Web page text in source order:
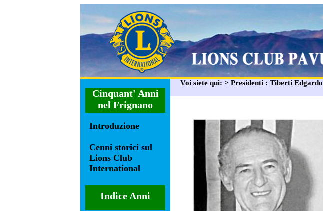
Cinquant' Anni
nel Frignano
Introduzione
Cenni storici sul
Lions Club
International
Indice Anni
Voi siete qui: > Presidenti : Tiberti Edgardo